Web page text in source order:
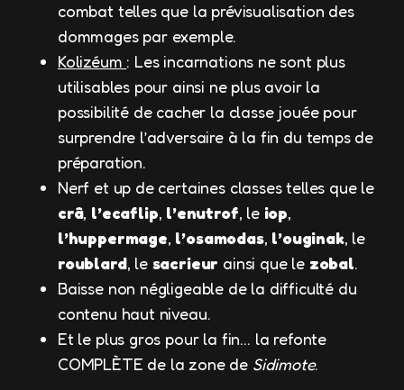
combat telles que la prévisualisation des
dommages par exemple.
Kolizéum : Les incarnations ne sont plus
utilisables pour ainsi ne plus avoir la
possibilité de cacher la classe jouée pour
surprendre l’adversaire à la fin du temps de
préparation.
Nerf et up de certaines classes telles que le
crâ, l’ecaflip, l’enutrof, le iop,
l’huppermage, l’osamodas, l’ouginak, le
roublard, le sacrieur ainsi que le zobal.
Baisse non négligeable de la difficulté du
contenu haut niveau.
Et le plus gros pour la fin… la refonte
COMPLÈTE de la zone de Sidimote.